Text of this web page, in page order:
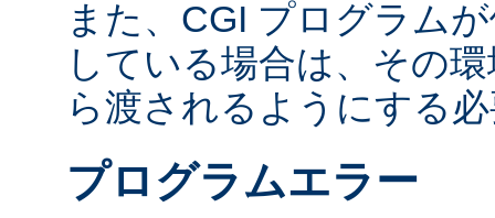
また、CGI プログラム
している場合は、その
ら渡されるようにする
プログラムエラー